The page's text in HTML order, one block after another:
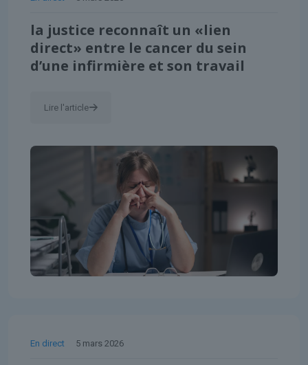
la justice reconnaît un «lien
direct» entre le cancer du sein
d’une infirmière et son travail
Lire l'article
En direct 5 mars 2026